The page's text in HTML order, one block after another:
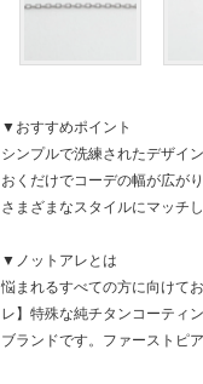
▼おすすめポイント
シンプルで洗練されたデザイ
おくだけでコーデの幅が広が
さまざまなスタイルにマッチし
▼ノットアレとは
悩まれるすべての方に向けて
レ】特殊な純チタンコーティ
ブランドです。ファーストピ